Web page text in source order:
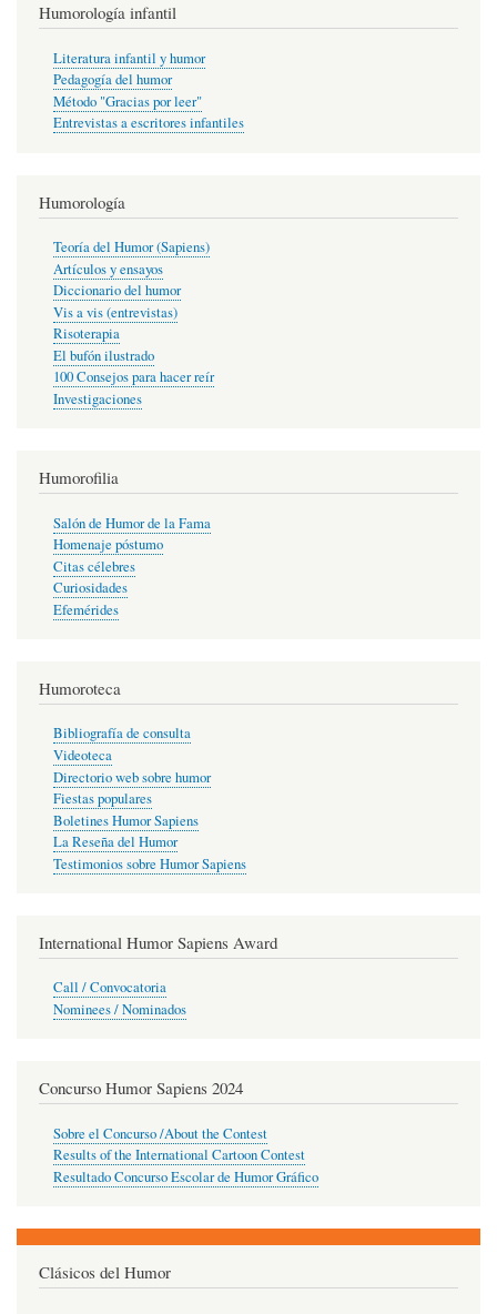
Humorología infantil
Literatura infantil y humor
Pedagogía del humor
Método "Gracias por leer"
Entrevistas a escritores infantiles
Humorología
Teoría del Humor (Sapiens)
Artículos y ensayos
Diccionario del humor
Vis a vis (entrevistas)
Risoterapia
El bufón ilustrado
100 Consejos para hacer reír
Investigaciones
Humorofilia
Salón de Humor de la Fama
Homenaje póstumo
Citas célebres
Curiosidades
Efemérides
Humoroteca
Bibliografía de consulta
Videoteca
Directorio web sobre humor
Fiestas populares
Boletines Humor Sapiens
La Reseña del Humor
Testimonios sobre Humor Sapiens
International Humor Sapiens Award
Call / Convocatoria
Nominees / Nominados
Concurso Humor Sapiens 2024
Sobre el Concurso /About the Contest
Results of the International Cartoon Contest
Resultado Concurso Escolar de Humor Gráfico
Clásicos del Humor